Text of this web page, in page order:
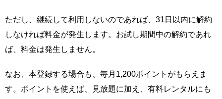
ただし、継続して利用しないのであれば、31日以内に解約
しなければ料金が発生します。お試し期間中の解約であれ
ば、料金は発生しません。
なお、本登録する場合も、毎月1,200ポイントがもらえま
す。ポイントを使えば、見放題に加え、有料レンタルにも